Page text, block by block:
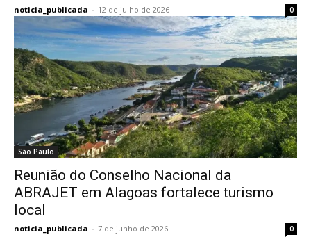
noticia_publicada - 12 de julho de 2026 0
São Paulo
Reunião do Conselho Nacional da
ABRAJET em Alagoas fortalece turismo
local
noticia_publicada - 7 de junho de 2026 0